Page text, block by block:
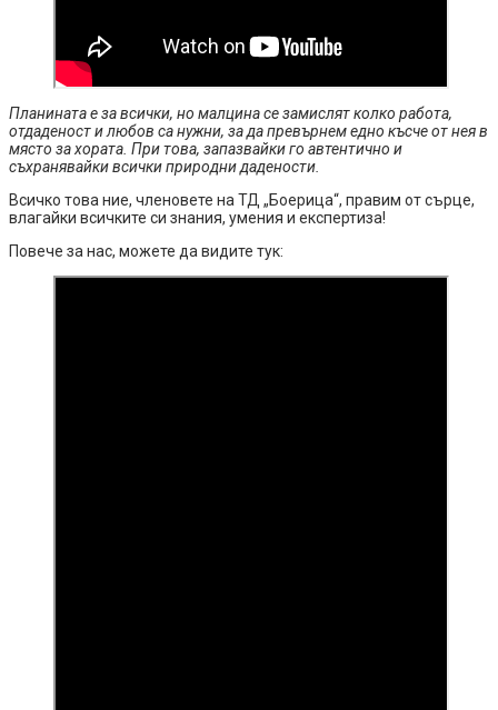
Планината е за всички, но малцина се замислят колко работа,
отдаденост и любов са нужни, за да превърнем едно късче от нея в
място за хората. При това, запазвайки го автентично и
съхранявайки всички природни дадености.
Всичко това ние, членовете на ТД „Боерица“, правим от сърце,
влагайки всичките си знания, умения и експертиза!
Повече за нас, можете да видите тук: